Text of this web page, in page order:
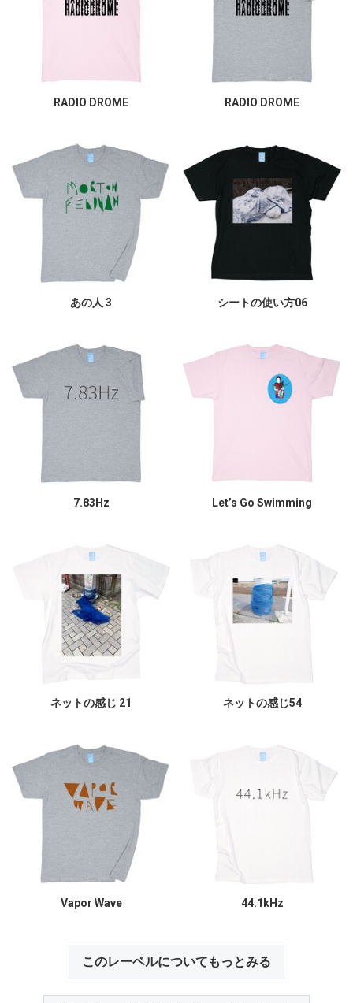
RADIO DROME RADIO DROME
あの人 3 シートの使い方06
7.83Hz Let’s Go Swimming
ネットの感じ 21 ネットの感じ54
Vapor Wave 44.1kHz
このレーベルについてもっとみる